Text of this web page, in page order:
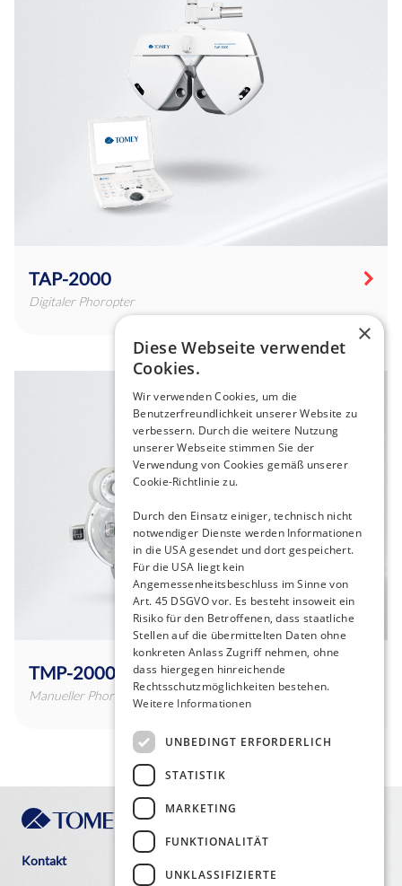
TAP-2000
Digitaler Phoropter
TMP-2000
Manueller Phoropter
Kontakt
×
Diese Webseite verwendet
Cookies.
Wir verwenden Cookies, um die
Benutzerfreundlichkeit unserer Website zu
verbessern. Durch die weitere Nutzung
unserer Webseite stimmen Sie der
Verwendung von Cookies gemäß unserer
Cookie-Richtlinie zu.
Durch den Einsatz einiger, technisch nicht
notwendiger Dienste werden Informationen
in die USA gesendet und dort gespeichert.
Für die USA liegt kein
Angemessenheitsbeschluss im Sinne von
Art. 45 DSGVO vor. Es besteht insoweit ein
Risiko für den Betroffenen, dass staatliche
Stellen auf die übermittelten Daten ohne
konkreten Anlass Zugriff nehmen, ohne
dass hiergegen hinreichende
Rechtsschutzmöglichkeiten bestehen.
Weitere Informationen
UNBEDINGT ERFORDERLICH
STATISTIK
MARKETING
FUNKTIONALITÄT
UNKLASSIFIZIERTE